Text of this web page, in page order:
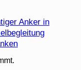
Anker in